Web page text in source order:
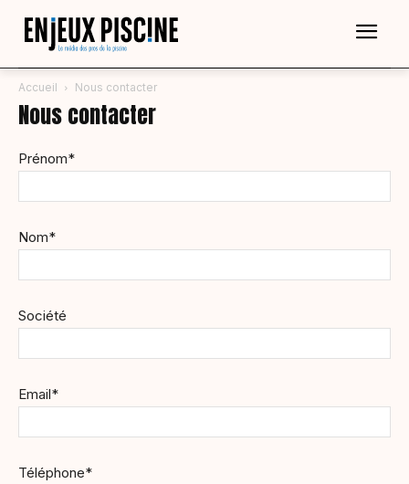
Accueil Nous contacter
Nous contacter
Prénom*
Nom*
Société
Email*
Téléphone*